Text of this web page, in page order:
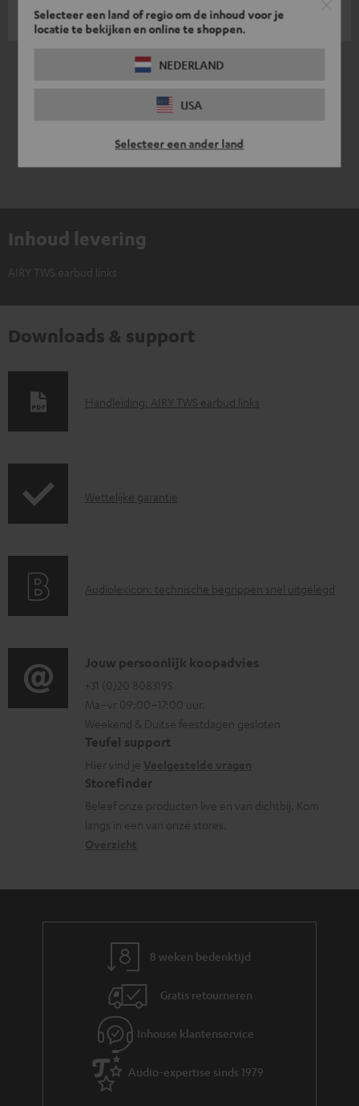
Selecteer een land of regio om de inhoud voor je
locatie te bekijken en online te shoppen.
NEDERLAND
USA
Selecteer een ander land
*automatisch vertaald door
Inhoud levering
AIRY TWS earbud links
Downloads & support
D
l
d
u
m
e
n
t
e
n
Handleiding: AIRY TWS earbud links
G
n
e
i
n
f
o
r
m
a
Wettelijke garantie
A
i
o
g
l
o
s
s
a
Audiolexicon: technische begrippen snel uitgelegd
C
o
n
t
a
c
t
i
r
Jouw persoonlijk koopadvies
+31 (0)20 8083195
Ma–vr 09:00–17:00 uur.
Weekend & Duitse feestdagen gesloten
Teufel support
Hier vind je
Storefinder
Beleef onze producten live en van dichtbij. Kom
langs in een van onze stores.
8 weken bedenktijd
Gratis retourneren
Inhouse klantenservice
Audio-expertise sinds 1979